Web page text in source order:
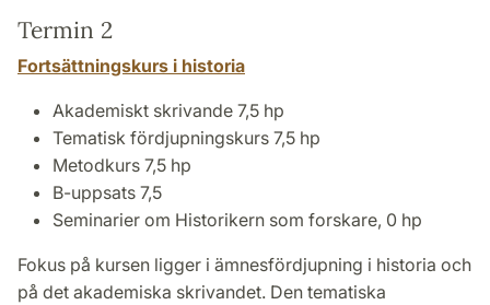
Termin 2
Fortsättningskurs i historia
Akademiskt skrivande 7,5 hp
Tematisk fördjupningskurs 7,5 hp
Metodkurs 7,5 hp
B-uppsats 7,5
Seminarier om Historikern som forskare, 0 hp
Fokus på kursen ligger i ämnesfördjupning i historia och
på det akademiska skrivandet. Den tematiska